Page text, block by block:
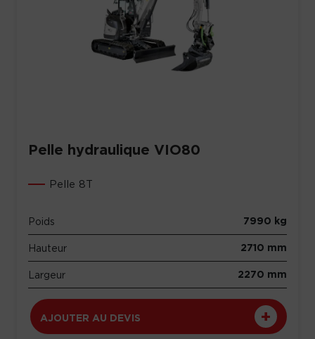
Pelle hydraulique VIO80
Pelle 8T
Poids 7990 kg
Hauteur 2710 mm
Largeur 2270 mm
AJOUTER AU DEVIS